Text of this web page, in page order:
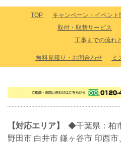
TOP キャンペーン・イベント
取付・取替サービス
工事までの流れ
無料見積り・お問合わせ ミ
【対応エリア】
◆千葉県：柏
野田市 白井市 鎌ヶ谷市 印西